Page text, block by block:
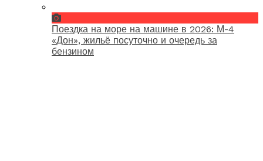
Поездка на море на машине в 2026: М-4
«Дон», жильё посуточно и очередь за
бензином